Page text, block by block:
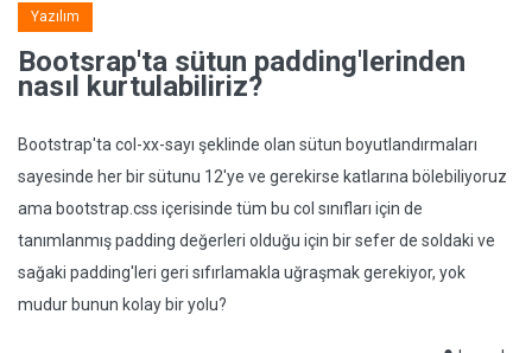
Yazılım
Bootsrap'ta sütun padding'lerinden
nasıl kurtulabiliriz?
Bootstrap'ta col-xx-sayı şeklinde olan sütun boyutlandırmaları
sayesinde her bir sütunu 12'ye ve gerekirse katlarına bölebiliyoruz
ama bootstrap.css içerisinde tüm bu col sınıfları için de
tanımlanmış padding değerleri olduğu için bir sefer de soldaki ve
sağaki padding'leri geri sıfırlamakla uğraşmak gerekiyor, yok
mudur bunun kolay bir yolu?